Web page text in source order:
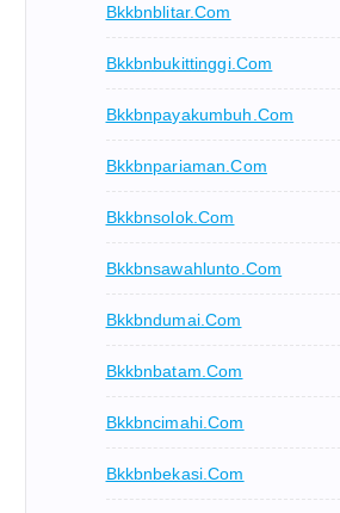
Bkkbnblitar.com
Bkkbnbukittinggi.com
Bkkbnpayakumbuh.com
Bkkbnpariaman.com
Bkkbnsolok.com
Bkkbnsawahlunto.com
Bkkbndumai.com
Bkkbnbatam.com
Bkkbncimahi.com
Bkkbnbekasi.com